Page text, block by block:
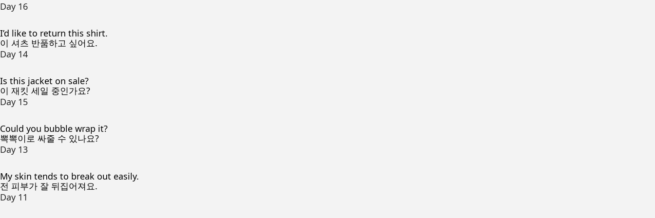
Day 16
I’d like to return this shirt.
이 셔츠 반품하고 싶어요.
Day 14
Is this jacket on sale?
이 재킷 세일 중인가요?
Day 15
Could you bubble wrap it?
뽁뽁이로 싸줄 수 있나요?
Day 13
My skin tends to break out easily.
전 피부가 잘 뒤집어져요.
Day 11